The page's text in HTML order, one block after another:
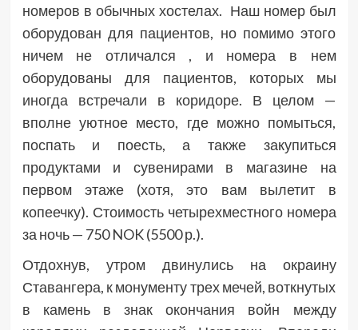
номеров в обычных хостелах. Наш номер был
оборудован для пациентов, но помимо этого
ничем не отличался , и номера в нем
оборудованы для пациентов, которых мы
иногда встречали в коридоре. В целом —
вполне уютное место, где можно помыться,
поспать и поесть, а также закупиться
продуктами и сувенирами в магазине на
первом этаже (хотя, это вам вылетит в
копеечку). Стоимость четырехместного номера
за ночь — 750 NOK (5500 р.).
Отдохнув, утром двинулись на окраину
Ставангера, к монументу трех мечей, воткнутых
в камень в знак окончания войн между